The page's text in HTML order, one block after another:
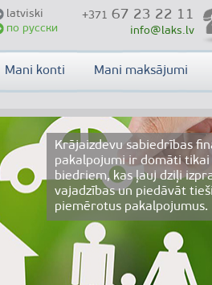
+371 67 23 22 11
info@laks.lv
latviski
по русски
Mani konti Mani maksājumi
Krājaizdevu sabiedrības
pakalpojumi ir domāti
biedriem, kas ļauj dziļi
vajadzības un piedāvāt
piemērotus pakalpojumus.